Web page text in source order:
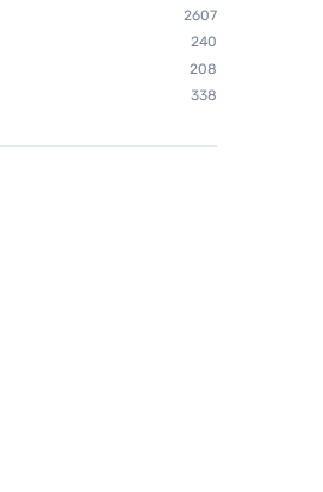
2607
240
208
338